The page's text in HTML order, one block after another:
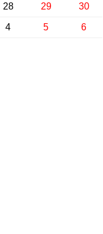
28 29 30
4 5 6